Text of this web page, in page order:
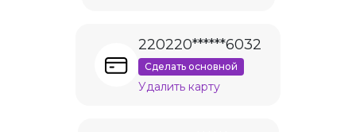
220220******6032
Сделать основной
Удалить карту